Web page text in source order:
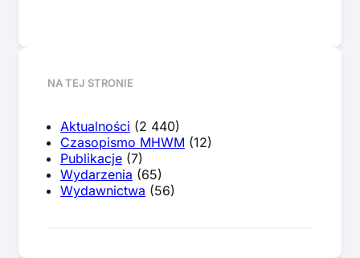
NA TEJ STRONIE
Aktualności (2 440)
Czasopismo MHWM (12)
Publikacje (7)
Wydarzenia (65)
Wydawnictwa (56)